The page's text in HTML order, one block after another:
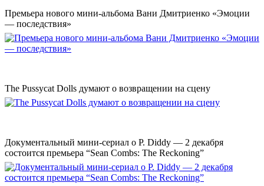
Премьера нового мини-альбома Вани Дмитриенко «Эмоции
— последствия»
The Pussycat Dolls думают о возвращении на сцену
Документальный мини-сериал о P. Diddy — 2 декабря
состоится премьера “Sean Combs: The Reckoning”